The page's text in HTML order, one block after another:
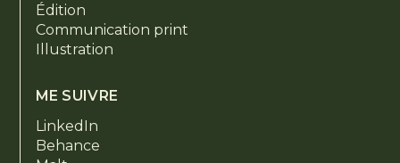
Édition
Communication print
Illustration
ME SUIVRE
LinkedIn
Behance